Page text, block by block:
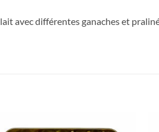
avec différentes ganaches et